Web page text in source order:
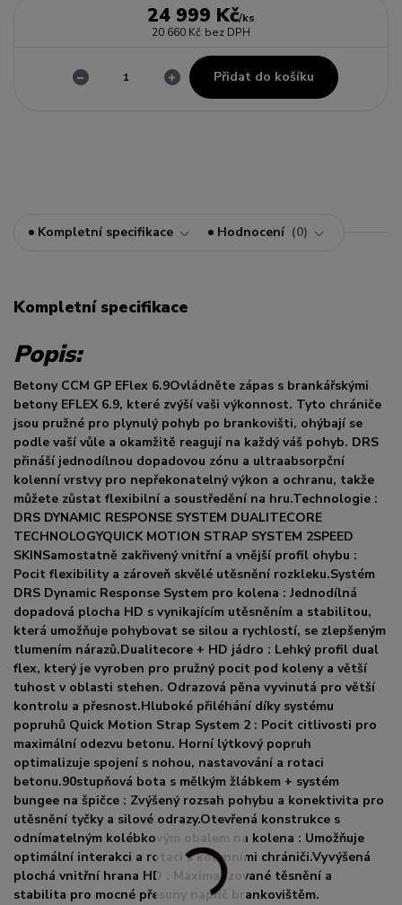
24 999 Kč/ks
20 660 Kč bez DPH
Přidat do košíku
Kompletní specifikace Hodnocení 0
Kompletní specifikace
Popis:
Betony CCM GP EFlex 6.9Ovládněte zápas s brankářskými
betony EFLEX 6.9, které zvýší vaši výkonnost. Tyto chrániče
jsou pružné pro plynulý pohyb po brankovišti, ohýbají se
podle vaší vůle a okamžitě reagují na každý váš pohyb. DRS
přináší jednodílnou dopadovou zónu a ultraabsorpční
kolenní vrstvy pro nepřekonatelný výkon a ochranu, takže
můžete zůstat flexibilní a soustředění na hru.Technologie :
DRS DYNAMIC RESPONSE SYSTEM DUALITECORE
TECHNOLOGYQUICK MOTION STRAP SYSTEM 2SPEED
SKINSamostatně zakřivený vnitřní a vnější profil ohybu :
Pocit flexibility a zároveň skvělé utěsnění rozkleku.Systém
DRS Dynamic Response System pro kolena : Jednodílná
dopadová plocha HD s vynikajícím utěsněním a stabilitou,
která umožňuje pohybovat se silou a rychlostí, se zlepšeným
tlumením nárazů.Dualitecore + HD jádro : Lehký profil dual
flex, který je vyroben pro pružný pocit pod koleny a větší
tuhost v oblasti stehen. Odrazová pěna vyvinutá pro větší
kontrolu a přesnost.Hluboké přiléhání díky systému
popruhů Quick Motion Strap System 2 : Pocit citlivosti pro
maximální odezvu betonu. Horní lýtkový popruh
optimalizuje spojení s nohou, nastavování a rotaci
betonu.90stupňová bota s mělkým žlábkem + systém
bungee na špičce : Zvýšený rozsah pohybu a konektivita pro
utěsnění tyčky a silové odrazy.Otevřená konstrukce s
odnímatelným kolébkovým obalem na kolena : Umožňuje
optimální interakci a rotaci s kolenními chrániči.Vyvýšená
plochá vnitřní hrana HD : Maximalizované těsnění a
stabilita pro mocné přesuny napříč brankovištěm.